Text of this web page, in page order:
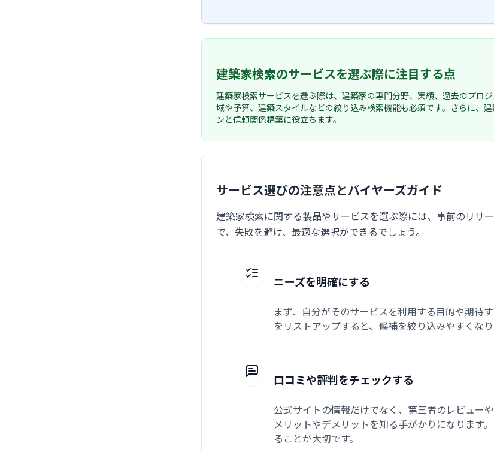
建築家検索のサービスを選ぶ際に注目する点
建築家検索サービスを選ぶ際は、建築家の専門分野、実績、過去のプロ
域や予算、建築スタイルなどの絞り込み検索機能も必須です。さらに、
ンと信頼関係構築に役立ちます。
サービス選びの注意点とバイヤーズガイド
建築家検索に関する製品やサービスを選ぶ際には、事前のリサ
で、失敗を避け、最適な選択ができるでしょう。
ニーズを明確にする
まず、自分がそのサービスを利用する目的や期待
をリストアップすると、候補を絞り込みやすくなり
口コミや評判をチェックする
公式サイトの情報だけでなく、第三者のレビュー
メリットやデメリットを知る手がかりになります
ることが大切です。